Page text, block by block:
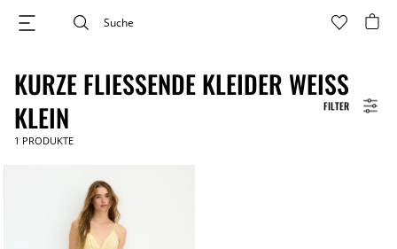
FILTER
KURZE FLIESSENDE KLEIDER WEISS KL
EIN
1 PRODUKTE